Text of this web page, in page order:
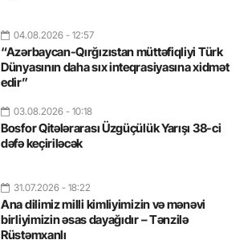
04.08.2026 - 12:57
“Azərbaycan-Qırğızıstan müttəfiqliyi Türk
Dünyasının daha sıx inteqrasiyasına xidmət
edir”
03.08.2026 - 10:18
Bosfor Qitələrarası Üzgüçülük Yarışı 38-ci
dəfə keçiriləcək
31.07.2026 - 18:22
Ana dilimiz milli kimliyimizin və mənəvi
birliyimizin əsas dayağıdır – Tənzilə
Rüstəmxanlı